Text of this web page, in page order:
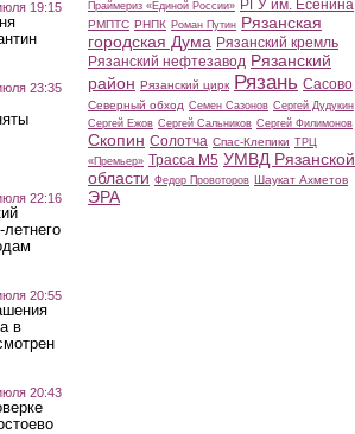
19:15
23:35
22:16
20:55
в
20:43
Праймериз «Единой России» РГУ им. Есенина
РМПТС РНПК Роман Путин Рязанская
городская Дума Рязанский кремль
Рязанский нефтезавод Рязанский
район Рязанский цирк Рязань Сасово
Северный обход Семен Сазонов Сергей Дудукин
Сергей Ежов Сергей Сальников Сергей Филимонов
Скопин Солотча Спас-Клепики ТРЦ
«Премьер» Трасса М5 УМВД Рязанской
области Федор Провоторов Шаукат Ахметов
ЭРА